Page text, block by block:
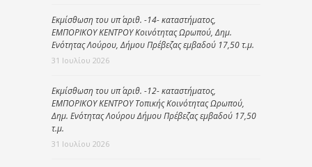
Εκμίσθωση του υπ΄ αριθ. -14- καταστήματος,
ΕΜΠΟΡΙΚΟΥ ΚΕΝΤΡΟΥ Κοινότητας Ωρωπού, Δημ.
Ενότητας Λούρου, Δήμου Πρέβεζας εμβαδού 17,50 τ.μ.
31 Ιουλίου 2026
Εκμίσθωση του υπ΄ αριθ. -12- καταστήματος,
ΕΜΠΟΡΙΚΟΥ ΚΕΝΤΡΟΥ Τοπικής Κοινότητας Ωρωπού,
Δημ. Ενότητας Λούρου Δήμου Πρέβεζας εμβαδού 17,50
τ.μ.
31 Ιουλίου 2026